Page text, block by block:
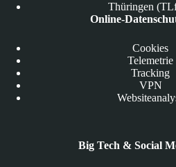
Thüringen
Online-
Cookies
Telemetrie
Tracking
VPN
Big Tech & Social